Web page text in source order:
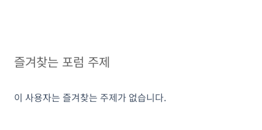
즐겨찾는 포럼 주제
이 사용자는 즐겨찾는 주제가 없습니다.